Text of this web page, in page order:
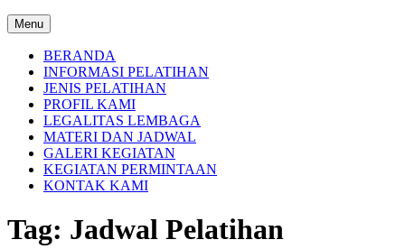
Menu
BERANDA
INFORMASI PELATIHAN
JENIS PELATIHAN
PROFIL KAMI
LEGALITAS LEMBAGA
MATERI DAN JADWAL
GALERI KEGIATAN
KEGIATAN PERMINTAAN
KONTAK KAMI
Tag: Jadwal Pelatihan